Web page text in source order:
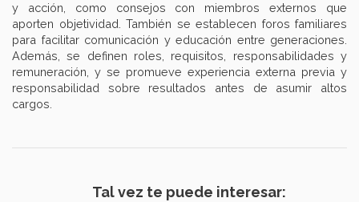
y acción, como consejos con miembros externos que
aporten objetividad. También se establecen foros familiares
para facilitar comunicación y educación entre generaciones.
Además, se definen roles, requisitos, responsabilidades y
remuneración, y se promueve experiencia externa previa y
responsabilidad sobre resultados antes de asumir altos
cargos.
Tal vez te puede interesar: